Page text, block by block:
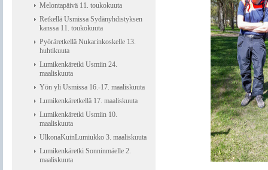
Melontapäivä 11. toukokuuta
Retkellä Usmissa Sydänyhdistyksen
kanssa 11. toukokuuta
Pyöräretkellä Nukarinkoskelle 13.
huhtikuuta
Lumikenkäretki Usmiin 24.
maaliskuuta
Yön yli Usmissa 16.-17. maaliskuuta
Lumikenkäretkellä 17. maaliskuuta
Lumikenkäretki Usmiin 10.
maaliskuuta
UlkonaKuinLumiukko 3. maaliskuuta
Lumikenkäretki Sonninmäelle 2.
maaliskuuta